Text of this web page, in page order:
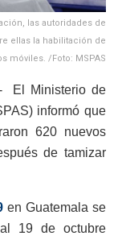
las autoridades de
ellas la habilitación de
móviles. /Foto: MSPAS
El Ministerio de
informó que
620 nuevos
de tamizar
en Guatemala se
19 de octubre